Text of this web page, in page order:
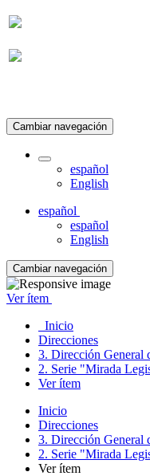
Cambiar navegación
español
English
español
español
English
Cambiar navegación
Ver ítem
Inicio
Direcciones
3. Dirección General
2. Serie "Mirada
Ver ítem
Inicio
Direcciones
3. Dirección General
2. Serie "Mirada
Ver ítem